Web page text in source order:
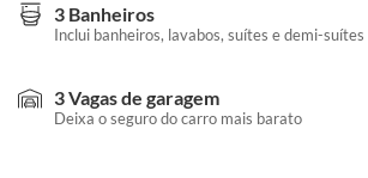
3 Banheiros
Inclui banheiros, lavabos, suítes e demi-suítes
3 Vagas de garagem
Deixa o seguro do carro mais barato